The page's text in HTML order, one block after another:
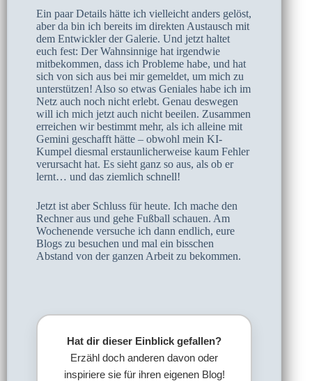
Ein paar Details hätte ich vielleicht anders gelöst,
aber da bin ich bereits im direkten Austausch mit
dem Entwickler der Galerie. Und jetzt haltet
euch fest: Der Wahnsinnige hat irgendwie
mitbekommen, dass ich Probleme habe, und hat
sich von sich aus bei mir gemeldet, um mich zu
unterstützen! Also so etwas Geniales habe ich im
Netz auch noch nicht erlebt. Genau deswegen
will ich mich jetzt auch nicht beeilen. Zusammen
erreichen wir bestimmt mehr, als ich alleine mit
Gemini geschafft hätte – obwohl mein KI-
Kumpel diesmal erstaunlicherweise kaum Fehler
verursacht hat. Es sieht ganz so aus, als ob er
lernt… und das ziemlich schnell!
Jetzt ist aber Schluss für heute. Ich mache den
Rechner aus und gehe Fußball schauen. Am
Wochenende versuche ich dann endlich, eure
Blogs zu besuchen und mal ein bisschen
Abstand von der ganzen Arbeit zu bekommen.
Hat dir dieser Einblick gefallen?
Erzähl doch anderen davon oder
inspiriere sie für ihren eigenen Blog!